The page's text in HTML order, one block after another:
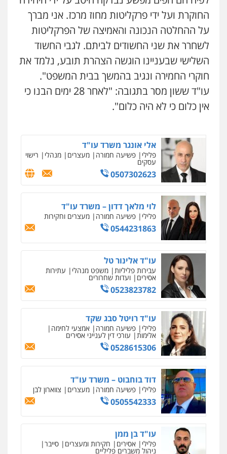
0544723840
עו"ד ראוף נג'אר
פלילי עורכי דין לענייני אסירים מעצרים
סמים רכוש
0548009246
עו"ד אלון ארז
צבאי סמים אלימות במשפחה צווארון
לבן
שחר לדובסקי, עו"ד
פלילי מעצרים וחקירות עבירות המתה עורכי
דין לענייני אסירים
0507913332
עו"ד איהאב ג'לג'ולי
פלילי מעצרים וחקירות עורכי דין לענייני
אסירים
0505216700
עו"ד שלומי שרון
פלילי צבאי מעצרים וחקירות
0547342002
עו"ד אלון קריטי
פלילי כלכלי אלימות סמים מעצרים
0525544654
מנשה, אלמוג – עורכי דין
פלילי עבירות תנועה צווארון לבן תעבורה
עורכי דין לענייני אסירים מעצרים וחקירות
0546470989
עו"ד זוהר ארבל
פלילי פשיעה חמורה מעצרים וחקירות
קטינים
החוקרת ועל ידי פרקליטות מחוז מרכז. אני מברך
על ההחלטה הנכונה והאמיצה של הפרקליטות
לשחרר את שני החשודים לביתם. לגבי החשוד
השלישי שבעניינו הוגשה הצהרת תובע, נלמד את
חוקרי החמירה ונגיב בהמשך בבית המשפט".
עו"ד ששון מסר בתגובה: "לאחר 28 ימים הבנו כי
אין כלום כי לא היה כלום".
עו"ד עלי סעדי
פשיעה חמורה ליווי וייצוג בחקירות
ומעצרים
0508824984
עו"ד שגיא אקו
פלילי מעצרים וחקירות סמים עבירות מין
עורכי דין לענייני אסירים
אלי אונגר משרד עו"ד
פלילי פשיעה חמורה מעצרים מנהלי רישוי
עסקים
0507302623
לוי מלאך דדון – משרד עו"ד
פלילי פשיעה חמורה מעצרים וחקירות
0544231863
עו"ד אלינור טל
עבירות פליליות משפט מנהלי עתירות
אסירים ועדות שחרורים
0523823782
עו"ד רויטל סבג שקד
פלילי פשיעה חמורה אמצעי לחימה
אלימות עורכי דין לענייני אסירים
0528615306
דוד בוחבוט – משרד עו"ד
פלילי פשיעה חמורה מעצרים צווארון לבן
0505542333
עו"ד בן ממן
פלילי אסירים חקירות ומעצרים סייבר
ניהול משברים פליליים